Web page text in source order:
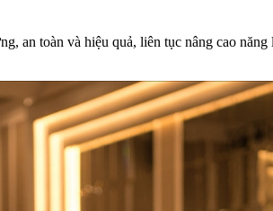
an toàn và hiệu quả, liên tục nâng cao